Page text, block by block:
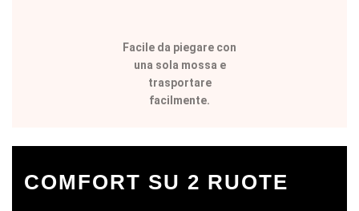
Facile da piegare con
una sola mossa e
trasportare
facilmente.
COMFORT SU 2 RUOTE